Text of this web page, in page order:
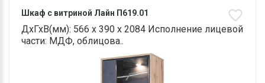
Шкаф с витриной Лайн П619.01
ДхГхВ(мм): 566 х 390 х 2084 Исполнение лицевой
части: МДФ, облицова..